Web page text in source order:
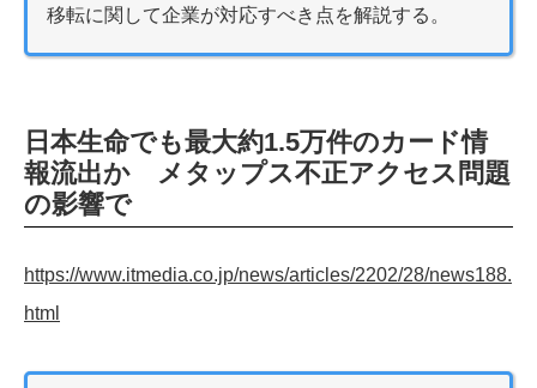
移転に関して企業が対応すべき点を解説する。
日本生命でも最大約1.5万件のカード情
報流出か メタップス不正アクセス問題
の影響で
https://www.itmedia.co.jp/news/articles/2202/28/news188.
html